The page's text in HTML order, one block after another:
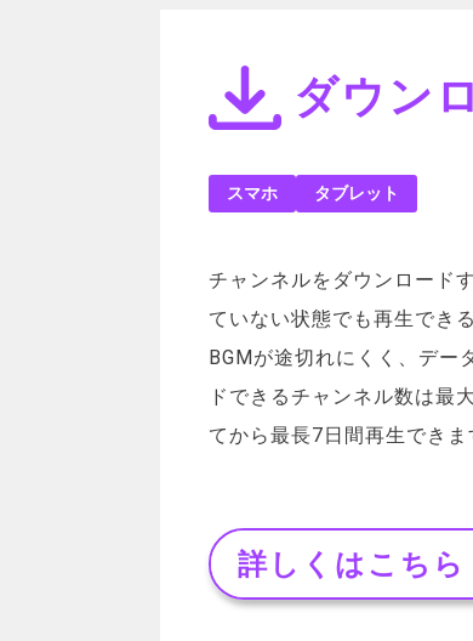
ダウン
スマホ タブレット
チャンネルをダウンロード
ていない状態でも再生でき
BGMが途切れにくく、デー
ドできるチャンネル数は最
てから最長7日間再生できま
詳しくはこちら